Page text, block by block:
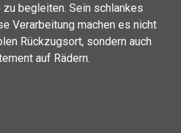
begleiten. Sein schlankes
Verarbeitung machen es nicht
Rückzugsort, sondern auch
auf Rädern.